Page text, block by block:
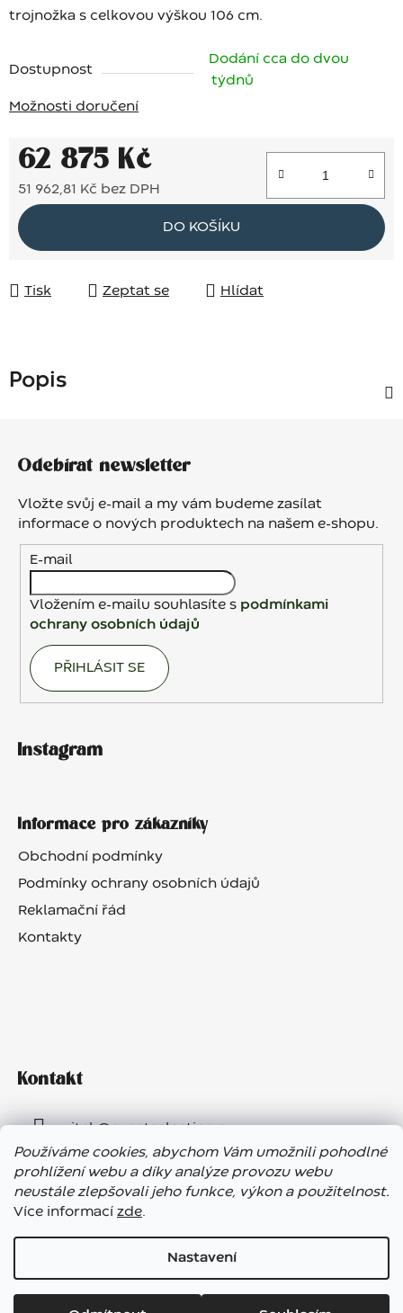
Používáme cookies, abychom Vám umožnili pohodlné
prohlížení webu a díky analýze provozu webu
neustále zlepšovali jeho funkce, výkon a použitelnost.
Více informací zde.
Nastavení
Vážení zákazníci, ve dnech 7. – 13. 8. bude náš showroom
trojnožka s celkovou výškou 106 cm.
Dostupnost
Dodání cca do dvou
týdnů
Možnosti doručení
62 875 Kč
51 962,81 Kč bez DPH
Měrná cena:
DO KOŠÍKU
Tisk Zeptat se Hlídat
Popis
Odebírat newsletter
Vložte svůj e-mail a my vám budeme zasílat
informace o nových produktech na našem e-shopu.
E-mail
Vložením e-mailu souhlasíte s podmínkami
ochrany osobních údajů
PŘIHLÁSIT SE
Instagram
Informace pro zákazníky
Obchodní podmínky
Podmínky ochrany osobních údajů
Reklamační řád
Kontakty
Kontakt
vitek@eventselection.cz
+420 602 410 657
Vytvořil Shoptet